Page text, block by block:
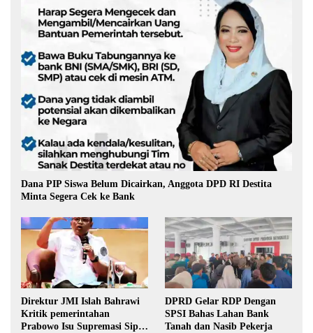
Dana PIP Siswa Belum Dicairkan, Anggota DPD RI Destita
Minta Segera Cek ke Bank
Direktur JMI Islah Bahrawi
Kritik pemerintahan
Prabowo Isu Supremasi Sipil,
DPRD Gelar RDP Dengan
SPSI Bahas Lahan Bank
Tanah dan Nasib Pekerja